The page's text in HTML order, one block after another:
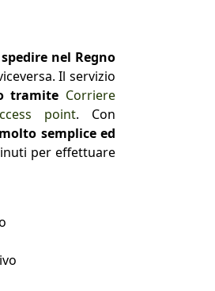
spedire nel Regno
Il servizio
tramite Corriere
point. Con
semplice ed
per effettuare